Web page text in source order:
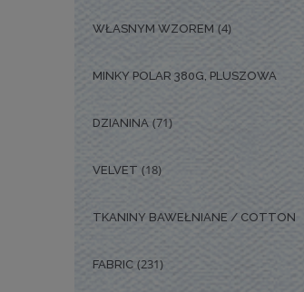
WŁASNYM WZOREM (4)
MINKY POLAR 380G, PLUSZOWA
DZIANINA (71)
VELVET (18)
TKANINY BAWEŁNIANE / COTTON
FABRIC (231)